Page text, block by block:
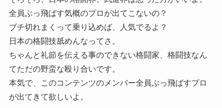
全員ぶっ飛ばす気概のプロが出てこないの？
ブチ切れまくって乗り込めば、人気でるよ？
日本の格闘技舐めんなってさ。
ちゃんと礼節を伝える事のできない格闘家、格闘技なん
てただの野蛮な殴り合いです。
本気で、このコンテンツのメンバー全員ぶっ飛ばすプロ
が出てきて欲しいよ。